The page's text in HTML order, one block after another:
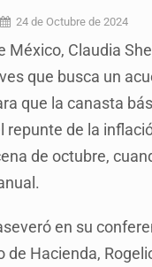
24 de Octubre de 2024
México, Claudia
que busca un
que la canasta
repunte de la
de octubre,
en su
de Hacienda,